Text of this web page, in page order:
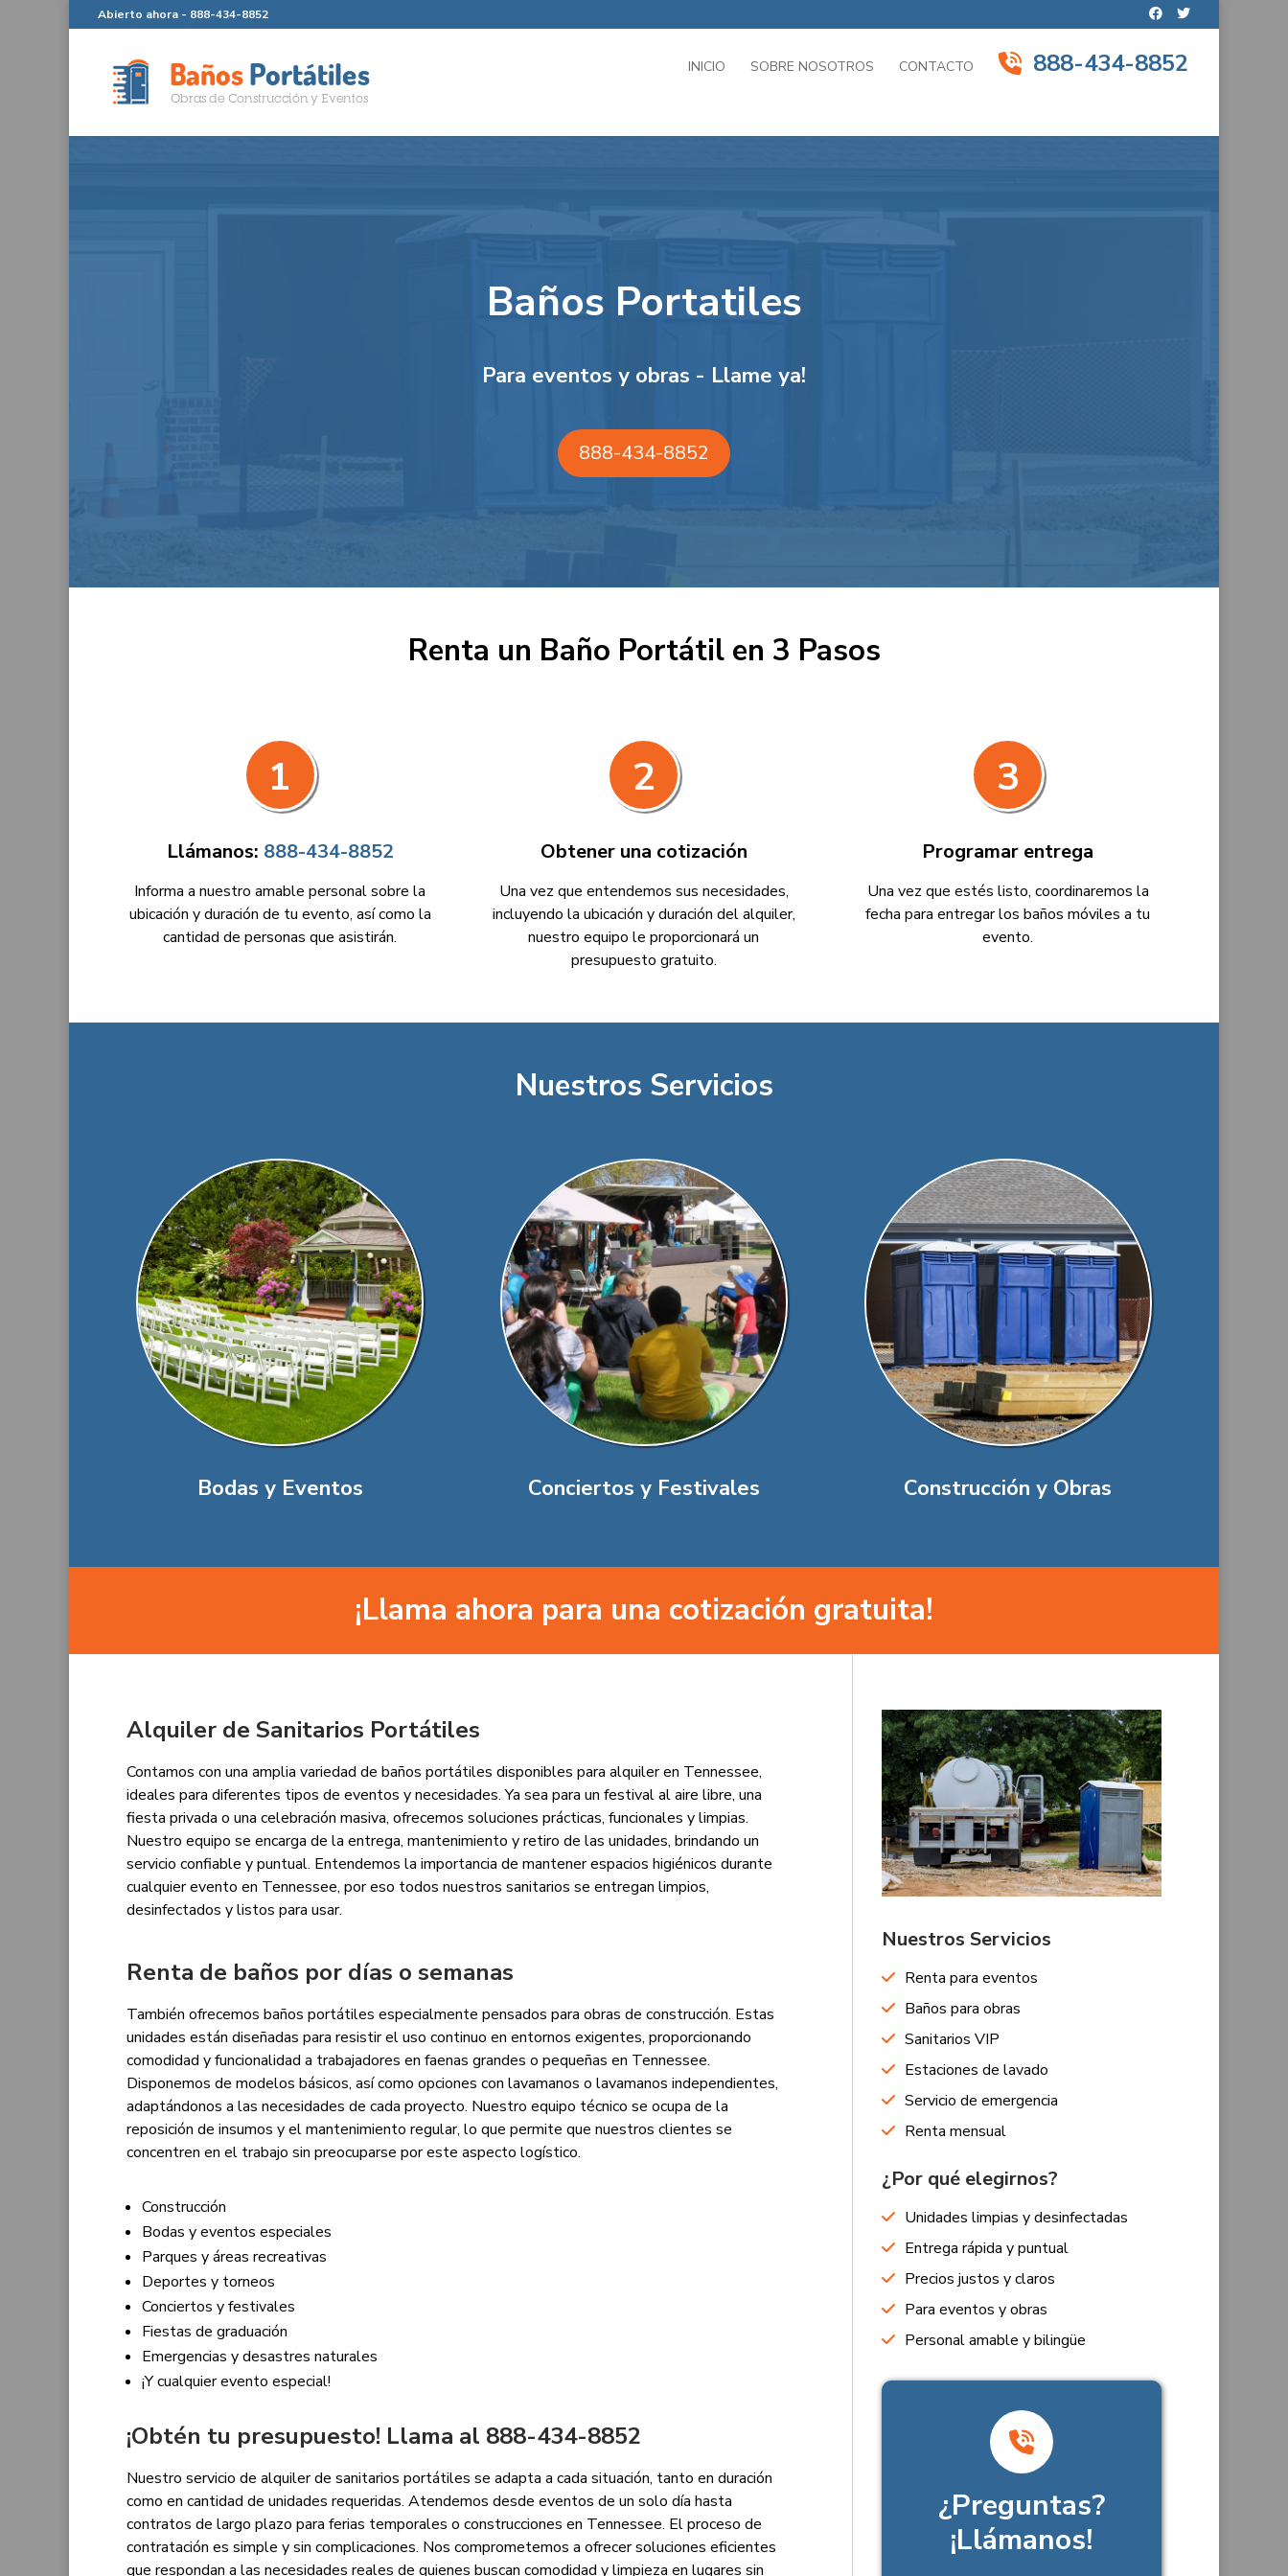
Abierto ahora - 888-434-8852
INICIO SOBRE NOSOTROS CONTACTO 888-434-8852
Baños Portatiles
Para eventos y obras - Llame ya!
888-434-8852
Renta un Baño Portátil en 3 Pasos
1
Llámanos: 888-434-8852
Informa a nuestro amable personal sobre la
ubicación y duración de tu evento, así como la
cantidad de personas que asistirán.
2
Obtener una cotización
Una vez que entendemos sus necesidades,
incluyendo la ubicación y duración del alquiler,
nuestro equipo le proporcionará un
presupuesto gratuito.
3
Programar entrega
Una vez que estés listo, coordinaremos la
fecha para entregar los baños móviles a tu
evento.
Nuestros Servicios
Bodas y Eventos Conciertos y Festivales Construcción y Obras
¡Llama ahora para una cotización gratuita!
Alquiler de Sanitarios Portátiles
Contamos con una amplia variedad de baños portátiles disponibles para alquiler en Tennessee,
ideales para diferentes tipos de eventos y necesidades. Ya sea para un festival al aire libre, una
fiesta privada o una celebración masiva, ofrecemos soluciones prácticas, funcionales y limpias.
Nuestro equipo se encarga de la entrega, mantenimiento y retiro de las unidades, brindando un
servicio confiable y puntual. Entendemos la importancia de mantener espacios higiénicos durante
cualquier evento en Tennessee, por eso todos nuestros sanitarios se entregan limpios,
desinfectados y listos para usar.
Renta de baños por días o semanas
También ofrecemos baños portátiles especialmente pensados para obras de construcción. Estas
unidades están diseñadas para resistir el uso continuo en entornos exigentes, proporcionando
comodidad y funcionalidad a trabajadores en faenas grandes o pequeñas en Tennessee.
Disponemos de modelos básicos, así como opciones con lavamanos o lavamanos independientes,
adaptándonos a las necesidades de cada proyecto. Nuestro equipo técnico se ocupa de la
reposición de insumos y el mantenimiento regular, lo que permite que nuestros clientes se
concentren en el trabajo sin preocuparse por este aspecto logístico.
Construcción
Bodas y eventos especiales
Parques y áreas recreativas
Deportes y torneos
Conciertos y festivales
Fiestas de graduación
Emergencias y desastres naturales
¡Y cualquier evento especial!
¡Obtén tu presupuesto! Llama al 888-434-8852
Nuestro servicio de alquiler de sanitarios portátiles se adapta a cada situación, tanto en duración
como en cantidad de unidades requeridas. Atendemos desde eventos de un solo día hasta
contratos de largo plazo para ferias temporales o construcciones en Tennessee. El proceso de
contratación es simple y sin complicaciones. Nos comprometemos a ofrecer soluciones eficientes
que respondan a las necesidades reales de quienes buscan comodidad y limpieza en lugares sin
Nuestros Servicios
Renta para eventos
Baños para obras
Sanitarios VIP
Estaciones de lavado
Servicio de emergencia
Renta mensual
¿Por qué elegirnos?
Unidades limpias y desinfectadas
Entrega rápida y puntual
Precios justos y claros
Para eventos y obras
Personal amable y bilingüe
¿Preguntas?
¡Llámanos!